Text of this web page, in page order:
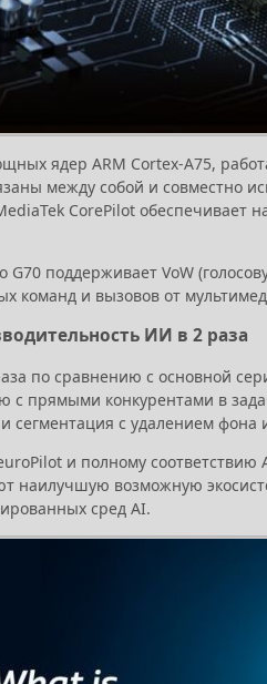
ядер ARM Cortex-A75,
между собой и
CorePilot обеспечивает
поддерживает VoW
команд и вызовов от
ИИ в 2 раза
по сравнению с основной
с прямыми конкурентами в
сегментация с удалением
и полному
наилучшую возможную
сред AI.